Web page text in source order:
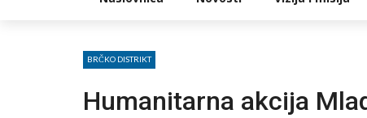
BRČKO DISTRIKT
Humanitarna akcija